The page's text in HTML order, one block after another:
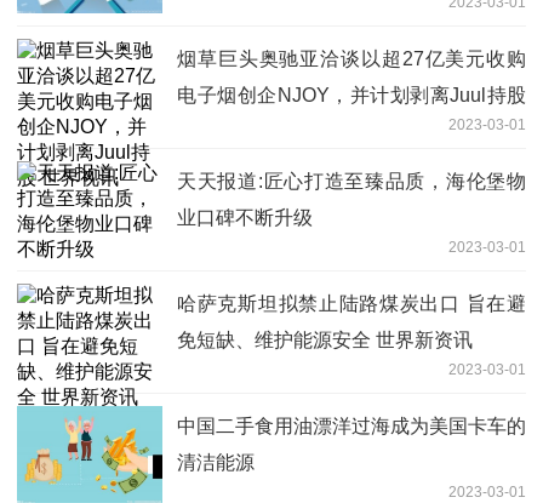
烟草巨头奥驰亚洽谈以超27亿美元收购
电子烟创企NJOY，并计划剥离Juul持股
2023-03-01
天天报道:匠心打造至臻品质，海伦堡物
业口碑不断升级
2023-03-01
哈萨克斯坦拟禁止陆路煤炭出口 旨在避
免短缺、维护能源安全 世界新资讯
2023-03-01
中国二手食用油漂洋过海成为美国卡车的
清洁能源
2023-03-01